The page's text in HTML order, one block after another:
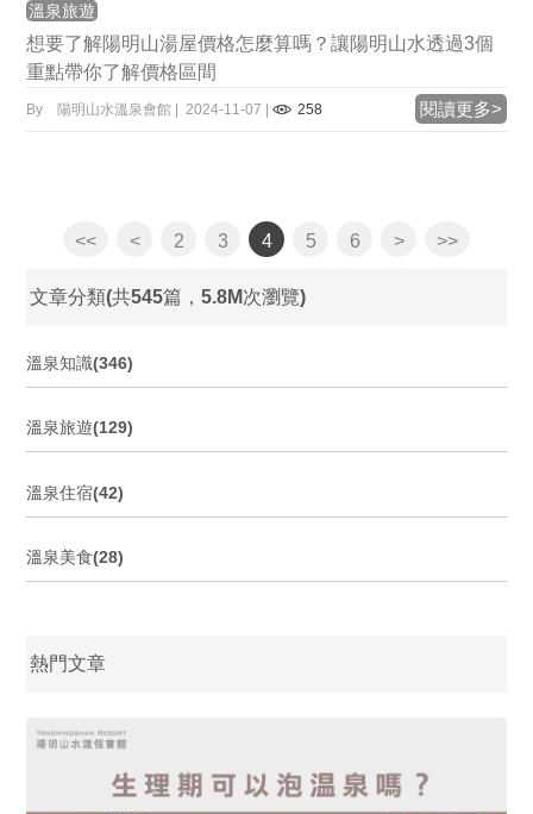
溫泉旅遊
想要了解陽明山湯屋價格怎麼算嗎？讓陽明山水透過3個
重點帶你了解價格區間
By 陽明山水溫泉會館 | 2024-11-07 | 258 閱讀更多>
<< < 2 3 4 5 6 > >>
文章分類(共545篇，5.8M次瀏覽)
溫泉知識(346)
溫泉旅遊(129)
溫泉住宿(42)
溫泉美食(28)
熱門文章